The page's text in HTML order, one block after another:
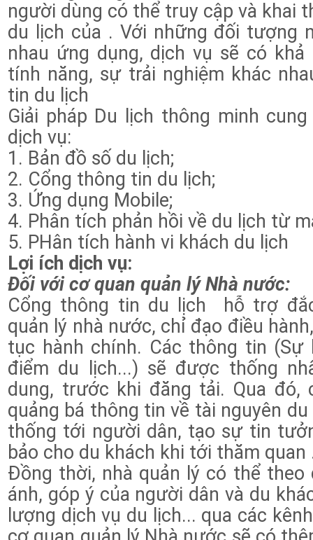
người dùng có thể truy cập và khai
du lịch của . Với những đối tượng
nhau ứng dụng, dịch vụ sẽ có khả
tính năng, sự trải nghiệm khác
tin du lịch
Giải pháp Du lịch thông minh
dịch vụ:
1. Bản đồ số du lịch;
2. Cổng thông tin du lịch;
3. Ứng dụng Mobile;
4. Phân tích phản hồi về du lịch từ
5. PHân tích hành vi khách du lịch
Lợi ích dịch vụ:
Đối với cơ quan quản lý Nhà nước:
Cổng thông tin du lịch hỗ trợ
quản lý nhà nước, chỉ đạo điều
tục hành chính. Các thông tin (Sự
điểm du lịch...) sẽ được thống
dung, trước khi đăng tải. Qua đó,
quảng bá thông tin về tài nguyên
thống tới người dân, tạo sự tin
bảo cho du khách khi tới thăm quan
Đồng thời, nhà quản lý có thể theo
ánh, góp ý của người dân và du
lượng dịch vụ du lịch... qua các